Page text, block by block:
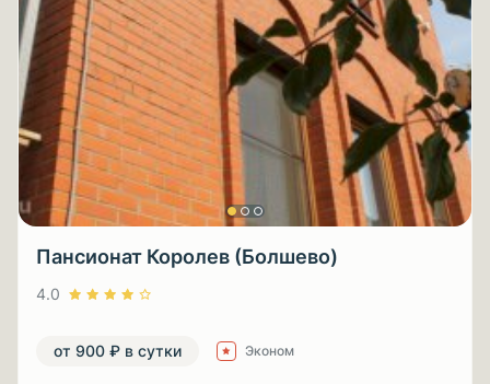
Пансионат Королев (Болшево)
4.0
от 900 ₽ в сутки Эконом